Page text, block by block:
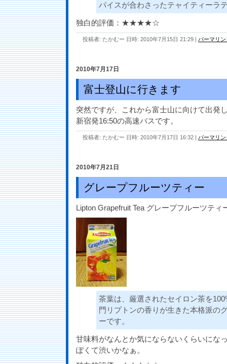
パイスが合わさったテャイティーラ
独白的評価：★★★★☆
投稿者: たかむー 日時: 2010年7月15日 21:29 | パーマリン
2010年7月17日
富士登山に行きます
突然ですが、これから富士山に向けて出発
新宿発16:50の高速バスです。
投稿者: たかむー 日時: 2010年7月17日 16:32 | パーマリン
2010年7月21日
グレープフルーツティー
Lipton Grapefruit Tea グレープフルーツティ
茶葉は、厳選されたセイロン茶を
門リプトンの香りが生きた本格派の
ーです。
甘味料がなんとか気にならないくらいにな
ぽくて渋いかなぁ。